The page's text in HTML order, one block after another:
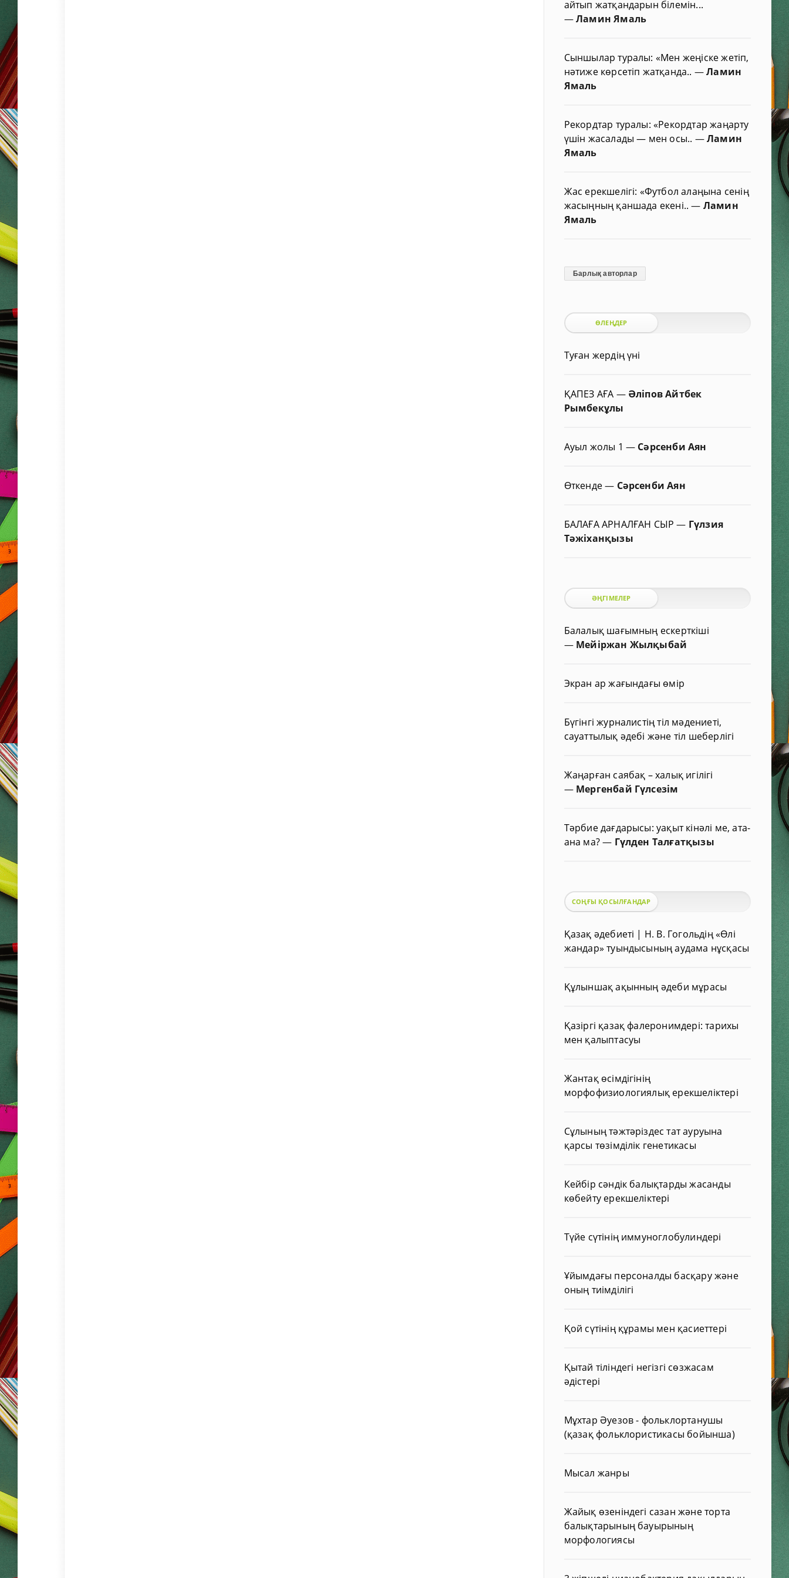
айтып жатқандарын білемін...
—Ламин Ямаль
Сыншылар туралы: «Мен жеңіске жетіп,
нәтиже көрсетіп жатқанда.. —Ламин
Ямаль
Рекордтар туралы: «Рекордтар жаңарту
үшін жасалады — мен осы.. —Ламин
Ямаль
Жас ерекшелігі: «Футбол алаңына сенің
жасыңның қаншада екені..— Ламин
Ямаль
Барлық авторлар
ӨЛЕҢДЕР
Туған жердің үні
ҚАПЕЗ АҒА — Әліпов Айтбек
Рымбекұлы
Ауыл жолы 1 — Сәрсенби Аян
Өткенде— Сәрсенби Аян
БАЛАҒА АРНАЛҒАН СЫР— Гүлзия
Тәжіханқызы
ӘҢГІМЕЛЕР
Балалық шағымның ескерткіші
— Мейіржан Жылқыбай
Экран ар жағындағы өмір
Бүгінгі журналистің тіл мәдениеті,
сауаттылық әдебі және тіл шеберлігі
Жаңарған саябақ – халық игілігі
— Мергенбай Гүлсезім
Тәрбие дағдарысы: уақыт кінәлі ме, ата-
ана ма?— Гүлден Талғатқызы
СОҢҒЫ ҚОСЫЛҒАНДАР
Қазақ әдебиеті | Н. В. Гогольдің «Өлі
жандар» туындысының аудама нұсқасы
Құлыншақ ақынның әдеби мұрасы
Қазіргі қазақ фалеронимдері: тарихы
мен қалыптасуы
Жантақ өсімдігінің
морфофизиологиялық ерекшеліктері
Сұлының тәжтәріздес тат ауруына
қарсы төзімділік генетикасы
Кейбір сәндік балықтарды жасанды
көбейту ерекшеліктері
Түйе сүтінің иммуноглобулиндері
Ұйымдағы персоналды басқару және
оның тиімділігі
Қой сүтінің құрамы мен қасиеттері
Қытай тіліндегі негізгі сөзжасам
әдістері
Мұхтар Әуезов - фольклортанушы
(қазақ фольклористикасы бойынша)
Мысал жанры
Жайық өзеніндегі сазан және торта
балықтарының бауырының
морфологиясы